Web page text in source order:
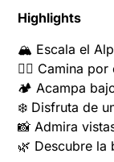
Highlights
🏔️ Escala el
🚶‍♂️ Camina
🏕️ Acampa
❄️ Disfruta de
📸 Admira
🌿 Descubre la